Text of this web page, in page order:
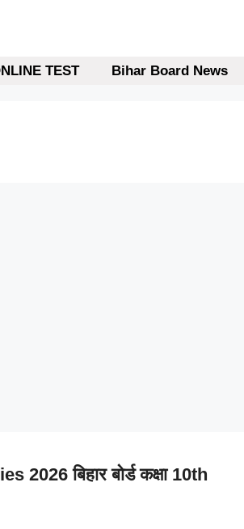
TEST Bihar Board News
बिहार बोर्ड कक्षा 10th